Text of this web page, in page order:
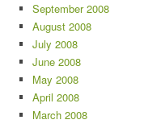
September 2008
August 2008
July 2008
June 2008
May 2008
April 2008
March 2008